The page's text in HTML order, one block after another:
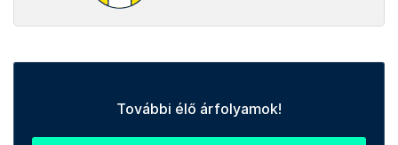
További élő árfolyamok!